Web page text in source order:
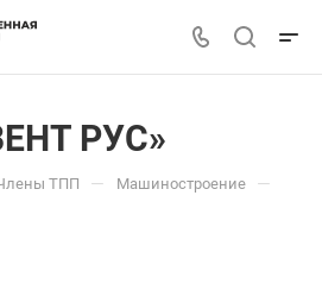
РУС»
ТПП — Машиностроение —